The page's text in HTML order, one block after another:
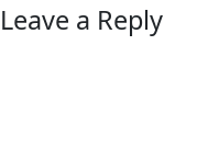
Leave a Reply